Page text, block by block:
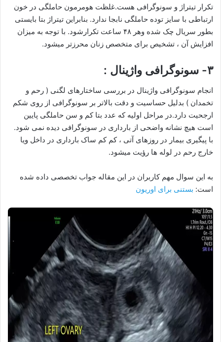
تکرار تیتراژ و سونوگرافی هست.غلظت هومرمون حاملگی در خون
ارتباطی با سایز توده حاملگی نابجا ندارد. بنابراین تیتراژ بتا بایستی
بطور سریال چک شده وهر ۴۸ ساعت تکرارشود. با توجه به میزان
افزایش آن ، تشخیص برای متخصص زنان محرزتر میشود.
۳- سونوگرافی واژینال :
انجام سونوگرافی واژینال در بررسی ساختارهای لگنی ( رحم و
تخمدان ) بدلیل حساسیت و دقت بالاتر بر سونوگرافی از روی شکم
ارجحیت دارد.در مراحل اولیه که عدد بتا کم و سن حاملگی پایین
است هیچ نشانه واضحی از بارداری در سونوگرافی دیده نمی شود.
با پیگیری بیمار در روزهای آتی ، کم کم ساک بارداری در داخل ویا
خارج رحم در لوله ها رؤیت میشود.
به این سوال مهم کاربران در این مقاله جواب تخصصی داده شده
است: بستنی برای اوریون